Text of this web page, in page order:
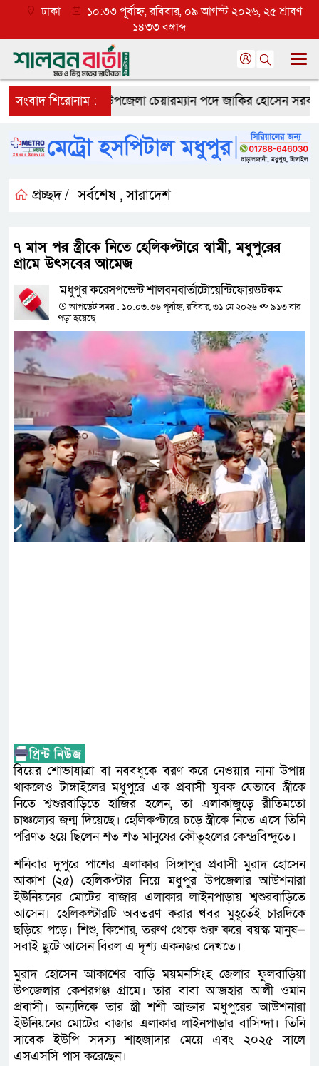
ঢাকা
১০:৩৩ পূর্বাহ্ন, রবিবার, ০৯ আগস্ট ২০২৬, ২৫ শ্রাবণ
১৪৩৩ বঙ্গাব্দ
সংবাদ শিরোনাম :
সাফল্য মধুপুর উপজেলা চেয়ারম্যান পদে জাকির হোসেন সরকারকে
প্রচ্ছদ / সর্বশেষ ,সারাদেশ
৭ মাস পর স্ত্রীকে নিতে হেলিকপ্টারে স্বামী, মধুপুরের
গ্রামে উৎসবের আমেজ
মধুপুর করেসপন্ডেন্ট শালবনবার্তাটোয়েন্টিফোরডটকম
আপডেট সময় : ১০:০৩:৩৬ পূর্বাহ্ন, রবিবার, ৩১ মে ২০২৬
৯১৩ বার
পড়া হয়েছে
বিয়ের শোভাযাত্রা বা নববধূকে বরণ করে নেওয়ার নানা উপায়
থাকলেও টাঙ্গাইলের মধুপুরে এক প্রবাসী যুবক যেভাবে স্ত্রীকে
নিতে শ্বশুরবাড়িতে হাজির হলেন, তা এলাকাজুড়ে রীতিমতো
চাঞ্চল্যের জন্ম দিয়েছে। হেলিকপ্টারে চড়ে স্ত্রীকে নিতে এসে তিনি
পরিণত হয়ে ছিলেন শত শত মানুষের কৌতূহলের কেন্দ্রবিন্দুতে।
শনিবার দুপুরে পাশের এলাকার সিঙ্গাপুর প্রবাসী মুরাদ হোসেন
আকাশ (২৫) হেলিকপ্টার নিয়ে মধুপুর উপজেলার আউশনারা
ইউনিয়নের মোটের বাজার এলাকার লাইনপাড়ায় শ্বশুরবাড়িতে
আসেন। হেলিকপ্টারটি অবতরণ করার খবর মুহূর্তেই চারদিকে
ছড়িয়ে পড়ে। শিশু, কিশোর, তরুণ থেকে শুরু করে বয়স্ক মানুষ—
সবাই ছুটে আসেন বিরল এ দৃশ্য একনজর দেখতে।
মুরাদ হোসেন আকাশের বাড়ি ময়মনসিংহ জেলার ফুলবাড়িয়া
উপজেলার কেশরগঞ্জ গ্রামে। তার বাবা আজহার আলী ওমান
প্রবাসী। অন্যদিকে তার স্ত্রী শশী আক্তার মধুপুরের আউশনারা
ইউনিয়নের মোটের বাজার এলাকার লাইনপাড়ার বাসিন্দা। তিনি
সাবেক ইউপি সদস্য শাহজাদার মেয়ে এবং ২০২৫ সালে
এসএসসি পাস করেছেন।